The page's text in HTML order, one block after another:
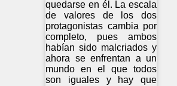
quedarse en él. La escala
de valores de los dos
protagonistas cambia por
completo, pues ambos
habían sido malcriados y
ahora se enfrentan a un
mundo en el que todos
son iguales y hay que